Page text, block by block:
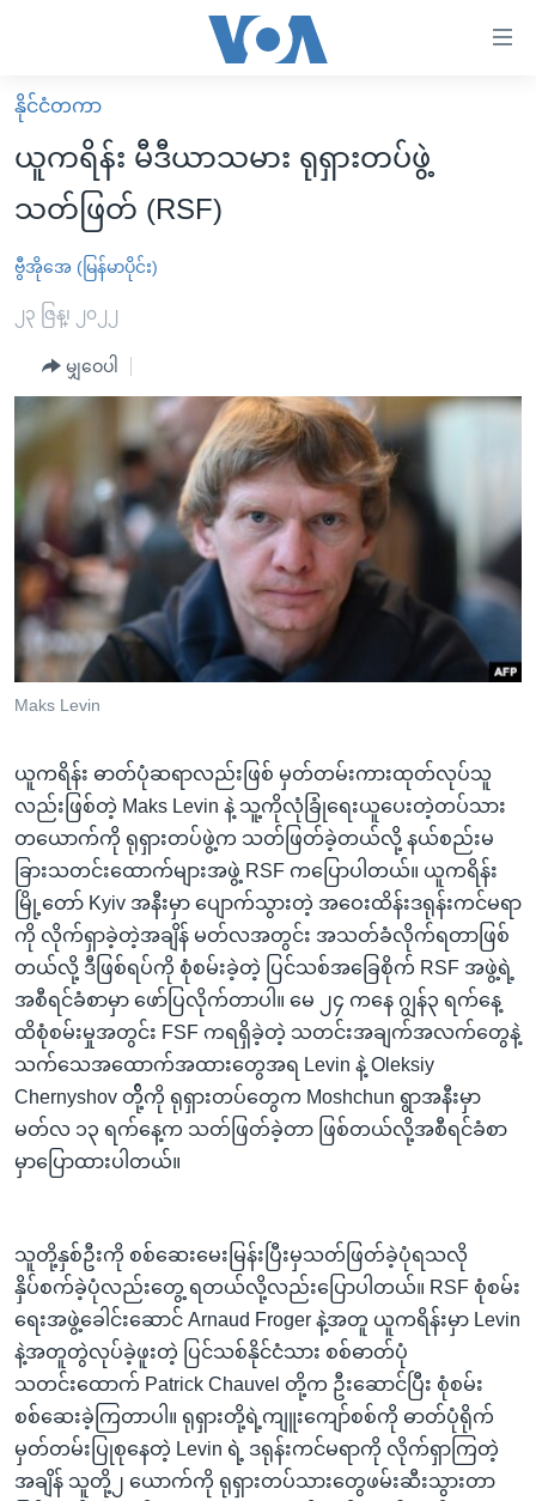
လွယ်ကူ
စေ
များ
ပင်မ
ကြည့်
အ
ညွန်း
စာမျက်နှာ
ကျော်
ကြည့်
ရှာဖွေ
ရန်
နေရာ
သို့
ကျော်
ရန်
မူလစာမျက်နှာ
မြန်မာ
ကမ္ဘာ့သတင်းများ
နိုင်ငံတကာ
အမေရိကန်
အစ္စရေး-ပါလက်စတိုင်း
ဗွီဒီယို
သတင်းလွတ်လပ်ခွင့်
အင်္ဂလိပ်စာလေ့လာမယ်
အမေရိကန်သုံးအီဒီယံ
မကြေးမုံရဲ့ အင်္ဂလိပ်စာ
ရုပ်ရှင်ထဲက အင်္ဂလိပ်စာ
သုတပဒေသာ အင်္ဂလိပ်စာ
အပတ်စဉ်ကဏ္ဍများ
ရေဒီယို
တီဗွီ
ရေဒီယိုနှင့်ရုပ်သံ အချက်အလက်များ
ရေဒီယို/တီဗွီအစီအစဉ်
Learning English
ဗွီအိုအေ လူမှုကွန်ယက်များ
ဘာသာစကားများ
နိုင်ငံတကာ
ယူကရိန်း မီဒီယာသမား ရုရှားတပ်ဖွဲ့
သတ်ဖြတ် (RSF)
ဗွီအိုအေ (မြန်မာပိုင်း)
၂၃ ဇြန္၊ ၂၀၂၂
မျှဝေပါ
Maks Levin
ယူကရိန်း ဓာတ်ပုံဆရာလည်းဖြစ် မှတ်တမ်းကားထုတ်လုပ်သူ
လည်းဖြစ်တဲ့ Maks Levin နဲ့ သူ့ကိုလုံခြုံရေးယူပေးတဲ့တပ်သား
တယောက်ကို ရုရှားတပ်ဖွဲ့က သတ်ဖြတ်ခဲ့တယ်လို့ နယ်စည်းမ
ခြားသတင်းထောက်များအဖွဲ့ RSF ကပြောပါတယ်။ ယူကရိန်း
မြို့တော် Kyiv အနီးမှာ ပျောက်သွားတဲ့ အဝေးထိန်းဒရုန်းကင်မရာ
ကို လိုက်ရှာခဲ့တဲ့အချိန် မတ်လအတွင်း အသတ်ခံလိုက်ရတာဖြစ်
တယ်လို့ ဒီဖြစ်ရပ်ကို စုံစမ်းခဲ့တဲ့ ပြင်သစ်အခြေစိုက် RSF အဖွဲ့ရဲ့
အစီရင်ခံစာမှာ ဖော်ပြလိုက်တာပါ။ မေ ၂၄ ကနေ ဂျွန်၃ ရက်နေ့
ထိစုံစမ်းမှုအတွင်း FSF ကရရှိခဲ့တဲ့ သတင်းအချက်အလက်တွေနဲ့
သက်သေအထောက်အထားတွေအရ Levin နဲ့ Oleksiy
Chernyshov တို့်ကို ရုရှားတပ်တွေက Moshchun ရွာအနီးမှာ
မတ်လ ၁၃ ရက်နေ့က သတ်ဖြတ်ခဲ့တာ ဖြစ်တယ်လို့အစီရင်ခံစာ
မှာပြောထားပါတယ်။
သူတို့နှစ်ဦးကို စစ်ဆေးမေးမြန်းပြီးမှသတ်ဖြတ်ခဲ့ပုံရသလို
နှိပ်စက်ခဲ့ပုံလည်းတွေ့ ရတယ်လို့လည်းပြောပါတယ်။ RSF စုံစမ်း
ရေးအဖွဲ့ခေါင်းဆောင် Arnaud Froger နဲ့အတူ ယူကရိန်းမှာ Levin
နဲ့အတူတွဲလုပ်ခဲ့ဖူးတဲ့ ပြင်သစ်နိုင်ငံသား စစ်ဓာတ်ပုံ
သတင်းထောက် Patrick Chauvel တို့က ဦးဆောင်ပြီး စုံစမ်း
စစ်ဆေးခဲ့ကြတာပါ။ ရုရှားတို့ရဲ့ကျူးကျော်စစ်ကို ဓာတ်ပုံရိုက်
မှတ်တမ်းပြုစုနေတဲ့ Levin ရဲ့ ဒရုန်းကင်မရာကို လိုက်ရှာကြတဲ့
အချိန် သူတို့၂ ယောက်ကို ရုရှားတပ်သားတွေဖမ်းဆီးသွားတာ